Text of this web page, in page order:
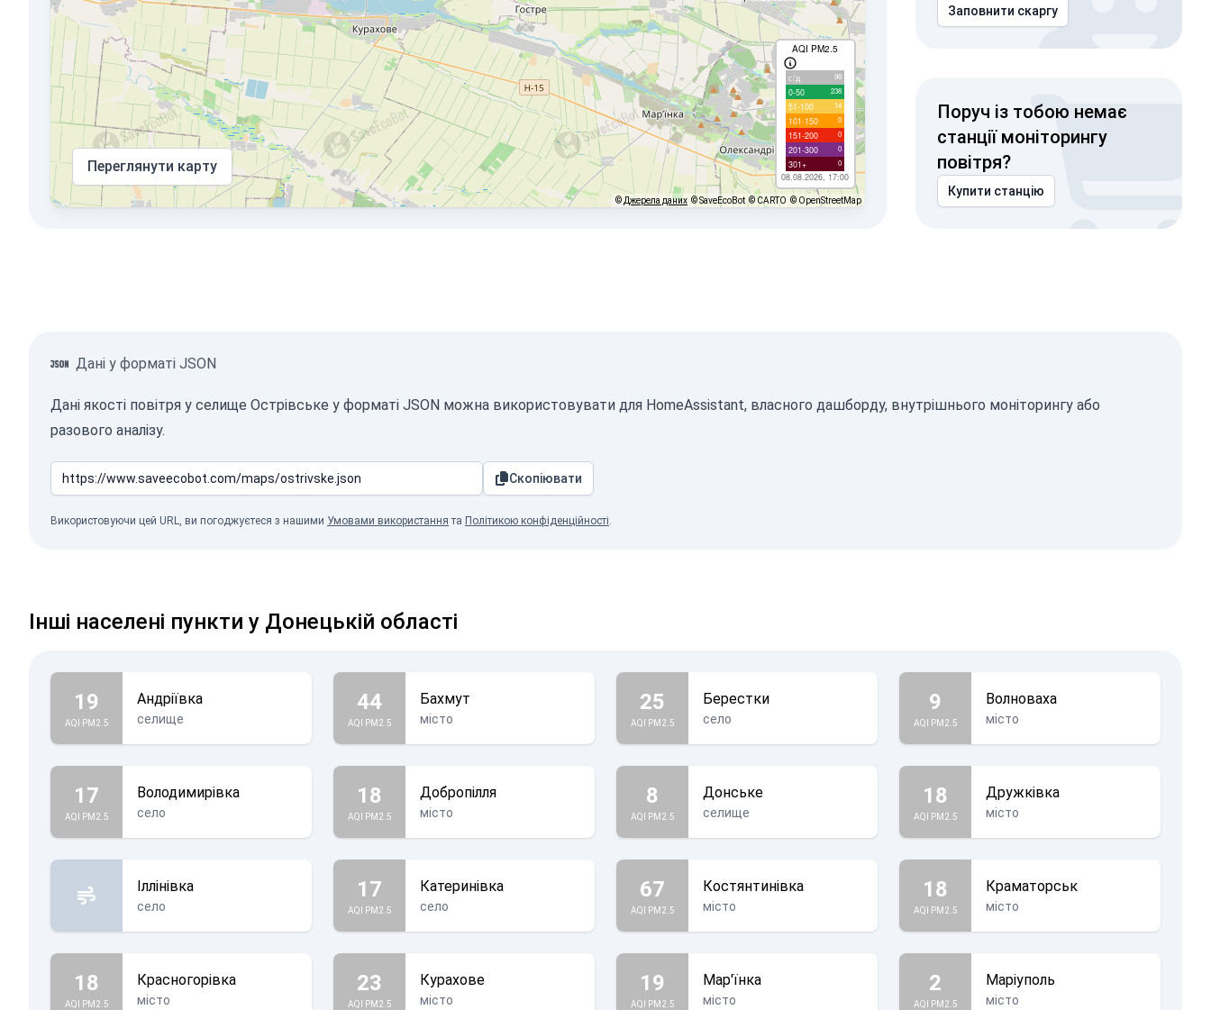
AQI PM2.5
с/д 98
0-50 238
51-100 14
101-150 0
151-200 0
201-300 0
301+ 0
08.08.2026, 17:00
Переглянути карту
© Джерела даних © SaveEcoBot © CARTO © OpenStreetMap
Заповнити скаргу
Поруч із тобою немає
станції моніторингу
повітря?
Купити станцію
Дані у форматі JSON
Дані якості повітря у селище Острівське у форматі JSON можна використовувати для HomeAssistant, власного дашборду, внутрішнього моніторингу або
разового аналізу.
Скопіювати
Використовуючи цей URL, ви погоджуєтеся з нашими Умовами використання та Політикою конфіденційності.
Інші населені пункти у Донецькій області
19
AQI PM2.5
Андріївка
селище
44
AQI PM2.5
Бахмут
місто
25
AQI PM2.5
Берестки
село
9
AQI PM2.5
Волноваха
місто
17
AQI PM2.5
Володимирівка
село
18
AQI PM2.5
Добропілля
місто
8
AQI PM2.5
Донське
селище
18
AQI PM2.5
Дружківка
місто
Іллінівка
село
17
AQI PM2.5
Катеринівка
село
67
AQI PM2.5
Костянтинівка
місто
18
AQI PM2.5
Краматорськ
місто
18
AQI PM2.5
Красногорівка
місто
23
AQI PM2.5
Курахове
місто
19
AQI PM2.5
Мар'їнка
місто
2
AQI PM2.5
Маріуполь
місто